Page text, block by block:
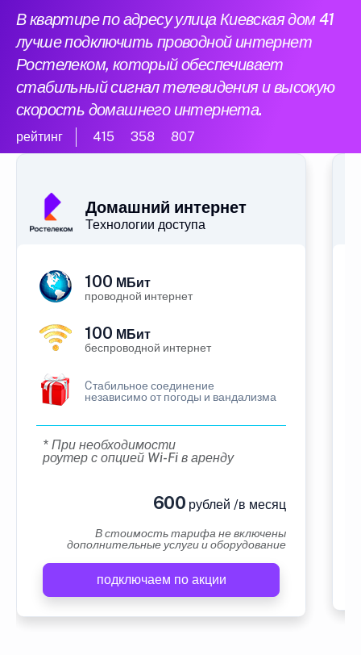
В квартире по адресу улица Киевская дом 41
лучше подключить проводной интернет
Ростелеком, который обеспечивает
стабильный сигнал телевидения и высокую
скорость домашнего интернета.
рейтинг 415 358 807
Домашний интернет
Технологии доступа
100 МБит
проводной интернет
100 МБит
беспроводной интернет
Cтабильное соединение
независимо от погоды и вандализма
* При необходимости
роутер с опцией Wi-Fi в аренду
600 рублей /в месяц
В стоимость тарифа не включены
дополнительные услуги и оборудование
подключаем по акции